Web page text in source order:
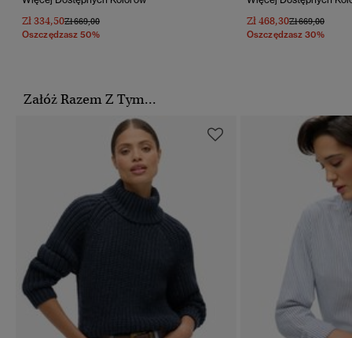
Zł 334,50Cena Obniżona Od
Zł 669,00Do
Oszczędzasz 50%
Zł 468,30Cena
Zł 669,00Do
Oszczędzasz 30%
Załóż Razem Z Tym...